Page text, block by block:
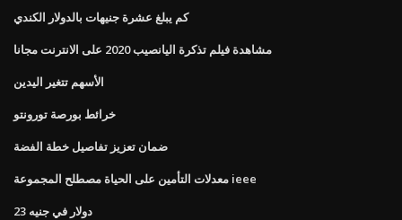
كم يبلغ عشرة جنيهات بالدولار الكندي
مشاهدة فيلم تذكرة اليانصيب 2020 على الانترنت مجانا
الأسهم تتغير اليدين
خرائط بورصة تورونتو
ضمان تعزيز تفاصيل خطة الفضة
معدلات التأمين على الحياة مصطلح المجموعة ieee
23 دولار في جنيه